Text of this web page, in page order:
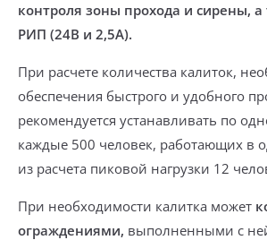
контроля зоны прохода и сирены,
РИП (24В и 2,5А).
При расчете количества калиток,
обеспечения быстрого и удобного
рекомендуется устанавливать по
каждые 500 человек, работающих в
из расчета пиковой нагрузки 12
При необходимости калитка может
ограждениями, выполненными с